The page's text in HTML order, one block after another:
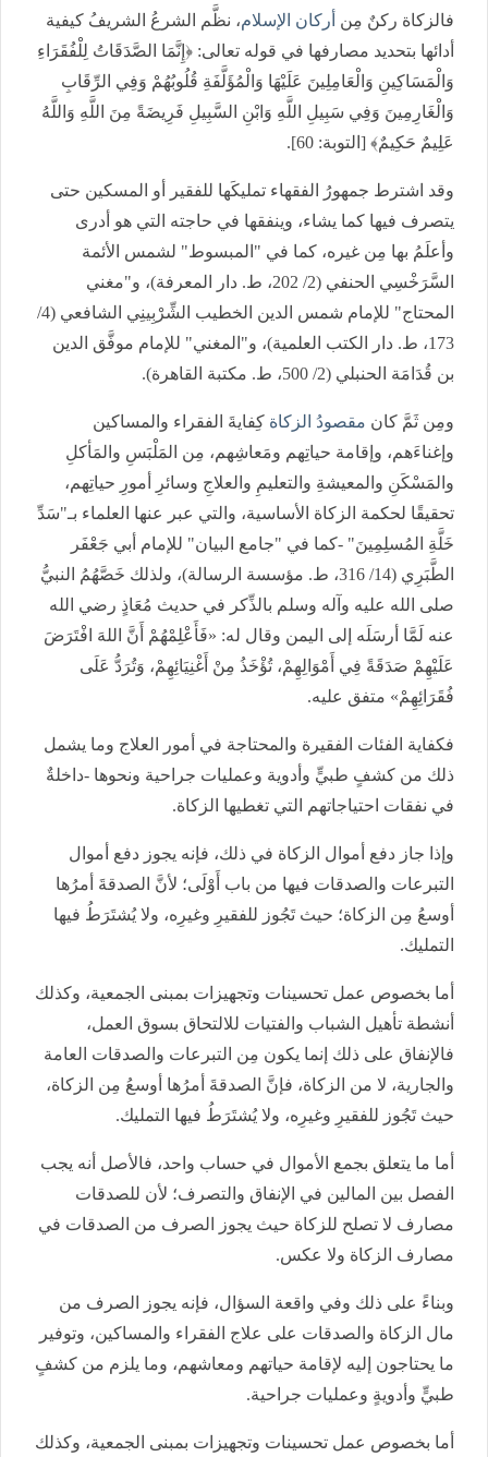
فالزكاة ركنٌ مِن أركان الإسلام، نظَّم الشرعُ الشريفُ كيفية
أدائها بتحديد مصارفها في قوله تعالى: ﴿إِنَّمَا الصَّدَقَاتُ لِلْفُقَرَاءِ
وَالْمَسَاكِينِ وَالْعَامِلِينَ عَلَيْهَا وَالْمُؤَلَّفَةِ قُلُوبُهُمْ وَفِي الرِّقَابِ
وَالْغَارِمِينَ وَفِي سَبِيلِ اللَّهِ وَابْنِ السَّبِيلِ فَرِيضَةً مِنَ اللَّهِ وَاللَّهُ
عَلِيمٌ حَكِيمٌ﴾ [التوبة: 60].
وقد اشترط جمهورُ الفقهاء تمليكَها للفقير أو المسكين حتى
يتصرف فيها كما يشاء، وينفقها في حاجته التي هو أدرى
وأعلَمُ بها مِن غيره، كما في "المبسوط" لشمس الأئمة
السَّرَخْسِي الحنفي (2/ 202، ط. دار المعرفة)، و"مغني
المحتاج" للإمام شمس الدين الخطيب الشِّرْبِينِي الشافعي (4/
173، ط. دار الكتب العلمية)، و"المغني" للإمام موفَّق الدين
بن قُدَامَة الحنبلي (2/ 500، ط. مكتبة القاهرة).
ومِن ثَمَّ كان مقصودُ الزكاة كِفايةَ الفقراء والمساكين
وإغناءَهم، وإقامة حياتِهم ومَعاشِهم، مِن المَلْبَسِ والمَأكلِ
والمَسْكَنِ والمعيشةِ والتعليمِ والعلاجِ وسائرِ أمورِ حياتِهم،
تحقيقًا لحكمة الزكاة الأساسية، والتي عبر عنها العلماء بـ"سَدِّ
خَلَّةِ المُسلِمِينَ" -كما في "جامع البيان" للإمام أبي جَعْفَر
الطَّبَرِي (14/ 316، ط. مؤسسة الرسالة)، ولذلك خَصَّهُمُ النبيُّ
صلى الله عليه وآله وسلم بالذِّكر في حديث مُعَاذٍ رضي الله
عنه لَمَّا أرسَلَه إلى اليمن وقال له: «فَأَعْلِمْهُمْ أَنَّ اللهَ افْتَرَضَ
عَلَيْهِمْ صَدَقَةً فِي أَمْوَالِهِمْ، تُؤْخَذُ مِنْ أَغْنِيَائِهِمْ، وَتُرَدُّ عَلَى
فُقَرَائِهِمْ» متفق عليه.
فكفاية الفئات الفقيرة والمحتاجة في أمور العلاج وما يشمل
ذلك من كشفٍ طبيٍّ وأدوية وعمليات جراحية ونحوها -داخلةٌ
في نفقات احتياجاتهم التي تغطيها الزكاة.
وإذا جاز دفع أموال الزكاة في ذلك، فإنه يجوز دفع أموال
التبرعات والصدقات فيها من باب أَوْلَى؛ لأنَّ الصدقةَ أمرُها
أوسعُ مِن الزكاة؛ حيث تَجُوز للفقيرِ وغيرِه، ولا يُشتَرَطُ فيها
التمليك.
أما بخصوص عمل تحسينات وتجهيزات بمبنى الجمعية، وكذلك
أنشطة تأهيل الشباب والفتيات للالتحاق بسوق العمل،
فالإنفاق على ذلك إنما يكون مِن التبرعات والصدقات العامة
والجارية، لا من الزكاة، فإنَّ الصدقةَ أمرُها أوسعُ مِن الزكاة،
حيث تَجُوز للفقيرِ وغيرِه، ولا يُشتَرَطُ فيها التمليك.
أما ما يتعلق بجمع الأموال في حساب واحد، فالأصل أنه يجب
الفصل بين المالين في الإنفاق والتصرف؛ لأن للصدقات
مصارف لا تصلح للزكاة حيث يجوز الصرف من الصدقات في
مصارف الزكاة ولا عكس.
وبناءً على ذلك وفي واقعة السؤال، فإنه يجوز الصرف من
مال الزكاة والصدقات على علاج الفقراء والمساكين، وتوفير
ما يحتاجون إليه لإقامة حياتهم ومعاشهم، وما يلزم من كشفٍ
طبيٍّ وأدويةٍ وعمليات جراحية.
أما بخصوص عمل تحسينات وتجهيزات بمبنى الجمعية، وكذلك